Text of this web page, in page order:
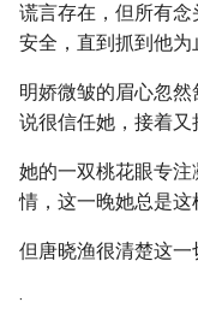
谎言存在，但所有念
安全，直到抓到他为
明娇微皱的眉心忽
说很信任她，接着又
她的一双桃花眼专
情，这一晚她总是这
但唐晓渔很清楚这一
·